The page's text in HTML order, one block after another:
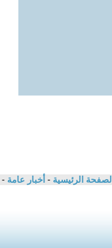
الصفحة الرئيسية - أخبار عامة -